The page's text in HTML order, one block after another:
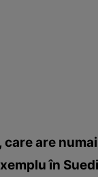
care are
în